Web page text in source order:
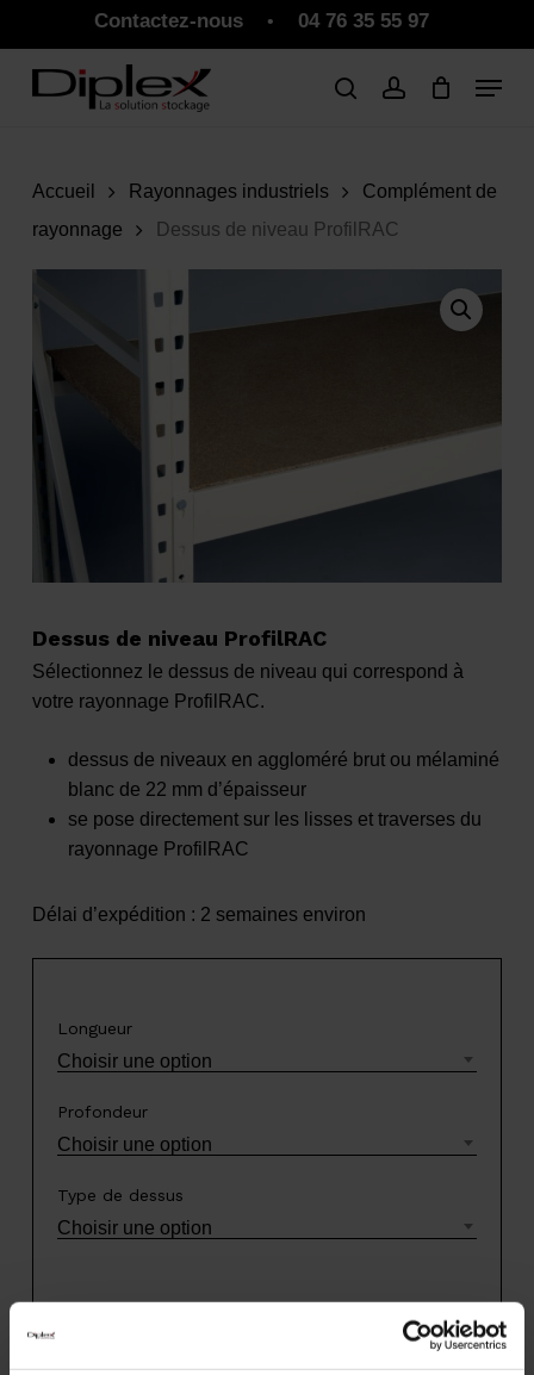
main
content
Contactez-nous • 04 76 35 55 97
Panier Close
Accueil Rayonnages industriels
Complément de
rayonnage
Dessus de niveau ProfilRAC
Dessus de niveau ProfilRAC
Sélectionnez le dessus de niveau qui correspond à
votre rayonnage ProfilRAC.
dessus de niveaux en aggloméré brut ou mélaminé
blanc de 22 mm d’épaisseur
se pose directement sur les lisses et traverses du
rayonnage ProfilRAC
Délai d’expédition : 2 semaines environ
Longueur
Choisir une option
Profondeur
Choisir une option
Type de dessus
Choisir une option
Menu